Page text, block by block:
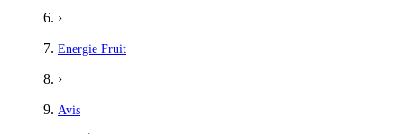
›
Energie Fruit
›
Avis